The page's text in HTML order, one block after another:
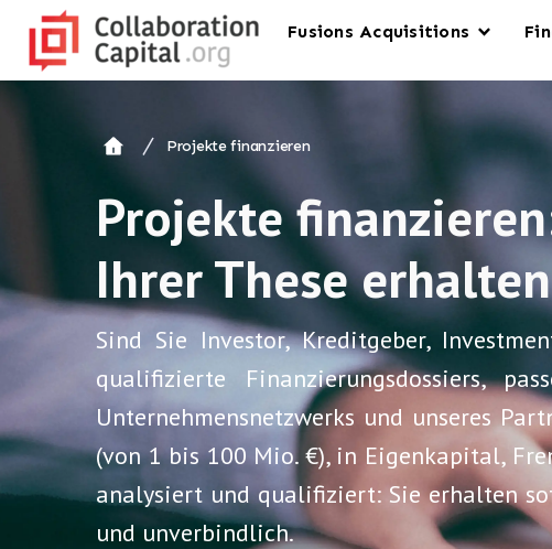
Fusions Acquisitions
Projekte finanzieren
Projekte
Ihrer These erhalten
Sind Sie Investor, Kreditgeber,
qualifizierte Finanzierungsdossiers,
Unternehmensnetzwerks und unseres
(von 1 bis 100 Mio. €), in Eigenkapital,
analysiert und qualifiziert: Sie erhalten
und unverbindlich.